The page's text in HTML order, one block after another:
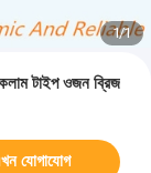
1/1
টাইপ ওজন ব্রিজ
যোগাযোগ